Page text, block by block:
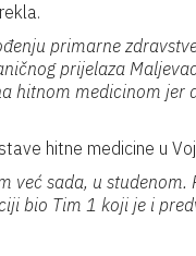
primarne
prijelaza
hitnom medicinom jer
hitne medicine u
već sada, u studenom.
bio Tim 1 koji je i